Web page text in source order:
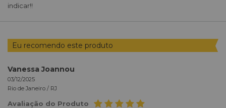
indicar!!
Eu recomendo este produto
Vanessa Joannou
03/12/2025
Rio de Janeiro / RJ
Avaliação do Produto